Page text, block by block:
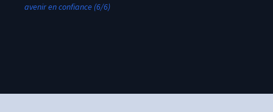
avenir en confiance (6/6)